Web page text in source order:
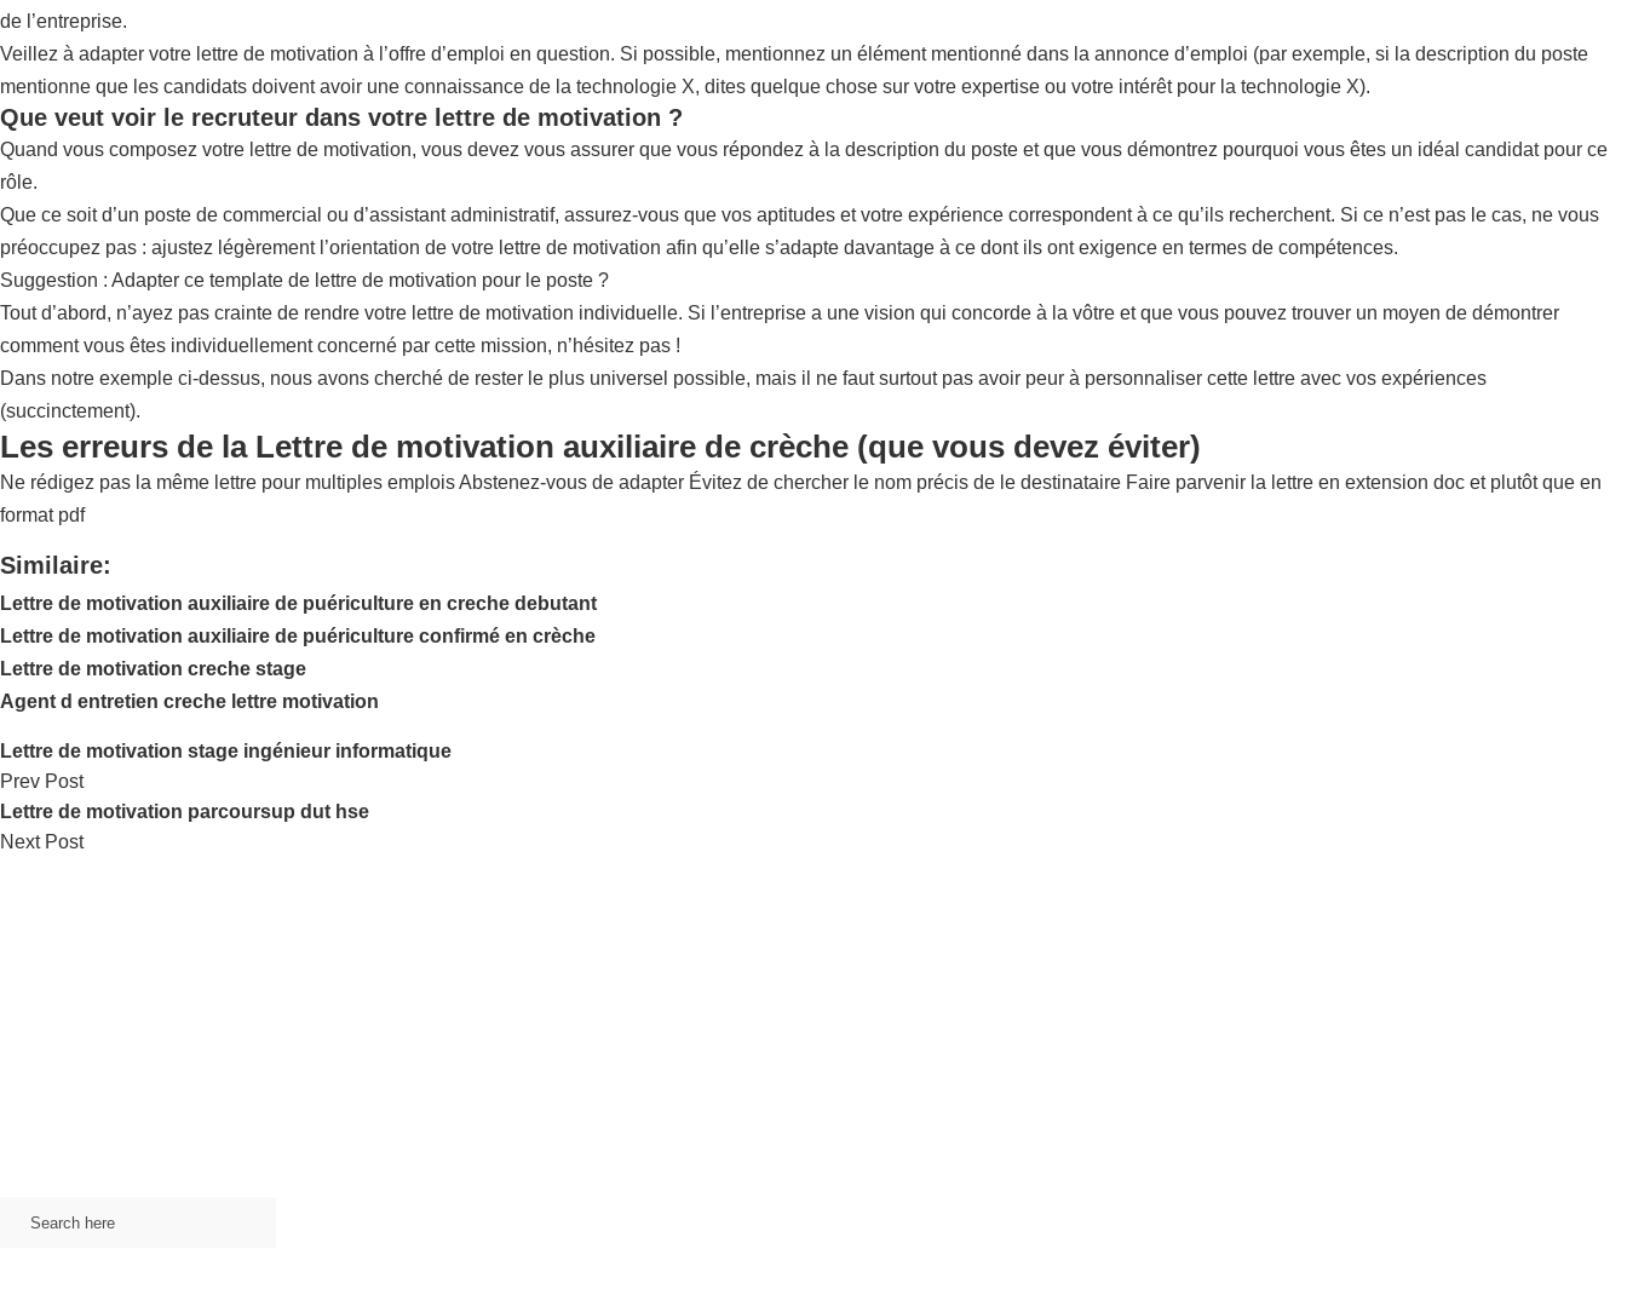
de l’entreprise.
Veillez à adapter votre lettre de motivation à l’offre d’emploi en question. Si possible, mentionnez un élément mentionné dans la annonce d’emploi (par exemple, si la description du poste
mentionne que les candidats doivent avoir une connaissance de la technologie X, dites quelque chose sur votre expertise ou votre intérêt pour la technologie X).
Que veut voir le recruteur dans votre lettre de motivation ?
Quand vous composez votre lettre de motivation, vous devez vous assurer que vous répondez à la description du poste et que vous démontrez pourquoi vous êtes un idéal candidat pour ce
rôle.
Que ce soit d’un poste de commercial ou d’assistant administratif, assurez-vous que vos aptitudes et votre expérience correspondent à ce qu’ils recherchent. Si ce n’est pas le cas, ne vous
préoccupez pas : ajustez légèrement l’orientation de votre lettre de motivation afin qu’elle s’adapte davantage à ce dont ils ont exigence en termes de compétences.
Suggestion : Adapter ce template de lettre de motivation pour le poste ?
Tout d’abord, n’ayez pas crainte de rendre votre lettre de motivation individuelle. Si l’entreprise a une vision qui concorde à la vôtre et que vous pouvez trouver un moyen de démontrer
comment vous êtes individuellement concerné par cette mission, n’hésitez pas !
Dans notre exemple ci-dessus, nous avons cherché de rester le plus universel possible, mais il ne faut surtout pas avoir peur à personnaliser cette lettre avec vos expériences
(succinctement).
Les erreurs de la Lettre de motivation auxiliaire de crèche (que vous devez éviter)
Ne rédigez pas la même lettre pour multiples emplois Abstenez-vous de adapter Évitez de chercher le nom précis de le destinataire Faire parvenir la lettre en extension doc et plutôt que en
format pdf
Similaire:
Lettre de motivation auxiliaire de puériculture en creche debutant
Lettre de motivation auxiliaire de puériculture confirmé en crèche
Lettre de motivation creche stage
Agent d entretien creche lettre motivation
Lettre de motivation stage ingénieur informatique
Prev Post
Lettre de motivation parcoursup dut hse
Next Post